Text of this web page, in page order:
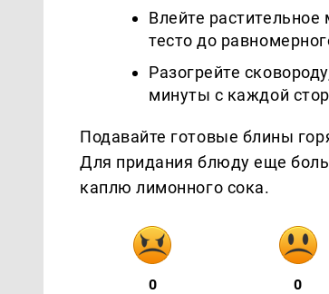
Влейте
тесто до
Разогрейте
минуты с каждой
Подавайте готовые блины
Для придания блюду еще
каплю лимонного сока.
0 0